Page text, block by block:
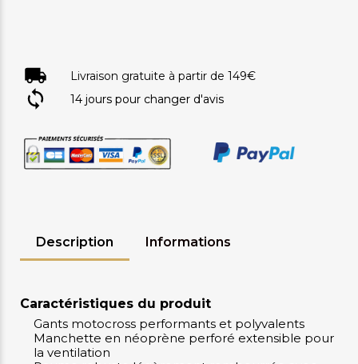
Livraison gratuite à partir de 149€
14 jours pour changer d'avis
Description Informations
Caractéristiques du produit
Gants motocross performants et polyvalents
Manchette en néoprène perforé extensible pour
la ventilation